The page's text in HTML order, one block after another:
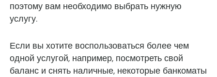
поэтому вам необходимо выбрать нужную
услугу.
Если вы хотите воспользоваться более чем
одной услугой, например, посмотреть свой
баланс и снять наличные, некоторые банкоматы